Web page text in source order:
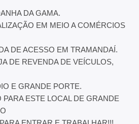
DA GAMA.
EM MEIO A COMÉRCIOS
DE ACESSO EM TRAMANDAÍ.
DE REVENDA DE VEÍCULOS,
E GRANDE PORTE.
ESTE LOCAL DE GRANDE